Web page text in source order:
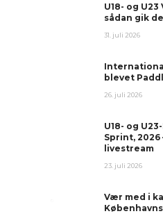
U18- og U23
sådan gik
31. juli 2026
blevet
26. juli 2026
U18- og
Sprint,
livestream
23. juli 2026
Vær med i